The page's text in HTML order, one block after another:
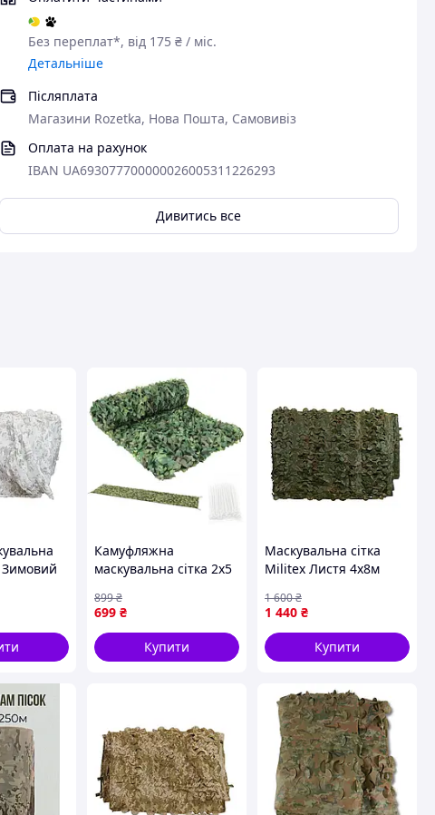
Без переплат*, від 175 ₴ / міс.
Детальніше
Післяплата
Магазини Rozetka, Нова Пошта, Самовивіз
Оплата на рахунок
IBAN UA693077700000026005311226293
Дивитись все
накидкою краще не
використовувати
Зимовий
Камуфляжна
маскувальна сітка 2x5
шт. стяжок
699 ₴
899₴
Купити
Маскувальна сітка
Militex Листя 4х8м
1 440 ₴
1 600₴
Купити